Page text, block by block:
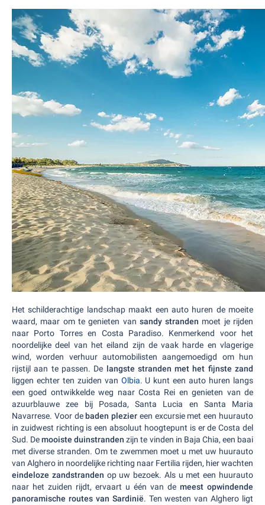
Het schilderachtige landschap maakt een auto huren de moeite
waard, maar om te genieten van sandy stranden moet je rijden
naar Porto Torres en Costa Paradiso. Kenmerkend voor het
noordelijke deel van het eiland zijn de vaak harde en vlagerige
wind, worden verhuur automobilisten aangemoedigd om hun
rijstijl aan te passen. De langste stranden met het fijnste zand
liggen echter ten zuiden van Olbia. U kunt een auto huren langs
een goed ontwikkelde weg naar Costa Rei en genieten van de
azuurblauwe zee bij Posada, Santa Lucia en Santa Maria
Navarrese. Voor de baden plezier een excursie met een huurauto
in zuidwest richting is een absoluut hoogtepunt is er de Costa del
Sud. Demooiste duinstranden zijn te vinden in Baja Chia, een baai
met diverse stranden. Om te zwemmen moet u met uw huurauto
van Alghero in noordelijke richting naar Fertilia rijden, hier wachten
eindeloze zandstranden op uw bezoek. Als u met een huurauto
naar het zuiden rijdt, ervaart u één van de meest opwindende
panoramische routes van Sardinië. Ten westen van Alghero ligt